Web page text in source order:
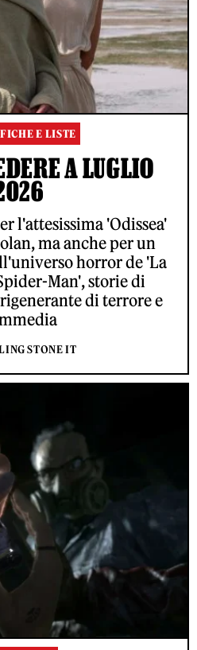
E LISTE
A LUGLIO
l'attesissima 'Odissea'
ma anche per un
horror de 'La
Man', storie di
di terrore e
STONE IT